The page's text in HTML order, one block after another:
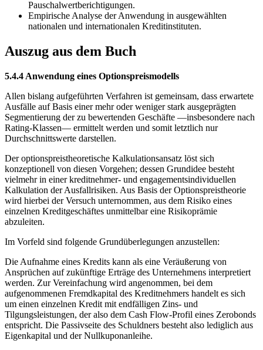
Pauschalwertberichtigungen.
Empirische Analyse der Anwendung in ausgewählten
nationalen und internationalen Kreditinstituten.
Auszug aus dem Buch
5.4.4 Anwendung eines Optionspreismodells
Allen bislang aufgeführten Verfahren ist gemeinsam, dass erwartete
Ausfälle auf Basis einer mehr oder weniger stark ausgeprägten
Segmentierung der zu bewertenden Geschäfte —insbesondere nach
Rating-Klassen— ermittelt werden und somit letztlich nur
Durchschnittswerte darstellen.
Der optionspreistheoretische Kalkulationsansatz löst sich
konzeptionell von diesen Vorgehen; dessen Grundidee besteht
vielmehr in einer kreditnehmer- und engagementsindividuellen
Kalkulation der Ausfallrisiken. Aus Basis der Optionspreistheorie
wird hierbei der Versuch unternommen, aus dem Risiko eines
einzelnen Kreditgeschäftes unmittelbar eine Risikoprämie
abzuleiten.
Im Vorfeld sind folgende Grundüberlegungen anzustellen:
Die Aufnahme eines Kredits kann als eine Veräußerung von
Ansprüchen auf zukünftige Erträge des Unternehmens interpretiert
werden. Zur Vereinfachung wird angenommen, bei dem
aufgenommenen Fremdkapital des Kreditnehmers handelt es sich
um einen einzelnen Kredit mit endfälligen Zins- und
Tilgungsleistungen, der also dem Cash Flow-Profil eines Zerobonds
entspricht. Die Passivseite des Schuldners besteht also lediglich aus
Eigenkapital und der Nullkuponanleihe.